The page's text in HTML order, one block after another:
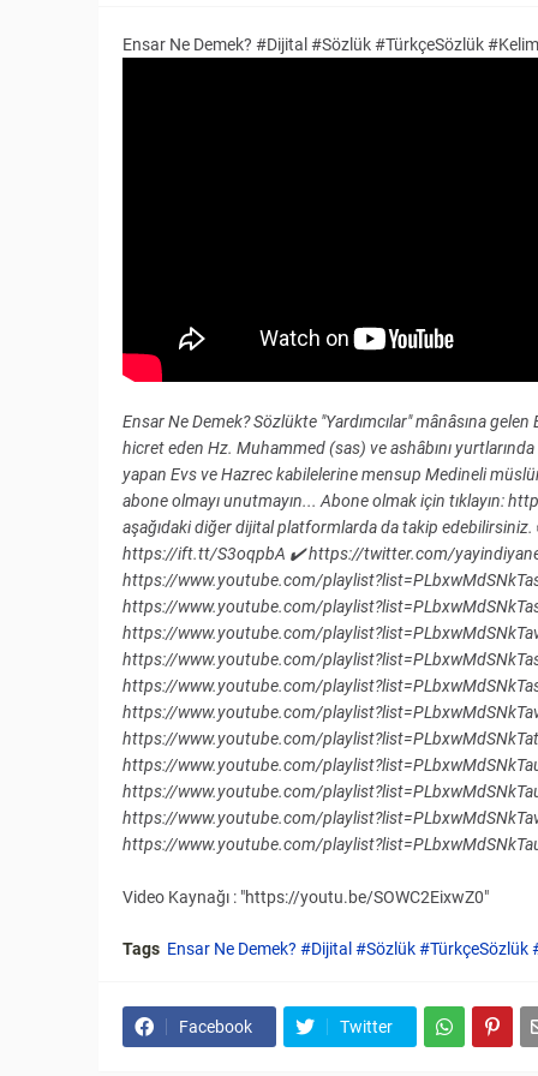
Ensar Ne Demek? #Dijital #Sözlük #TürkçeSözlük
Ensar Ne Demek? Sözlükte "Yardımcılar" mânâsına
hicret eden Hz. Muhammed (sas) ve ashâbını
yapan Evs ve Hazrec kabilelerine mensup Medineli
abone olmayı unutmayın... Abone olmak için tıklayın:
aşağıdaki diğer dijital platformlarda da takip
https://ift.tt/S3oqpbA ✔️ https://twitter.com/yayindiyanet
https://www.youtube.com/
https://www.youtube.com/
https://www.youtube.com/
https://www.youtube.com/
https://www.youtube.com/
https://www.youtube.com/
https://www.youtube.com/
https://www.youtube.com/
https://www.youtube.com/
https://www.youtube.com/
https://www.youtube.com/
Video Kaynağı : "https://youtu.be/SOWC2EixwZ0"
Tags Ensar Ne Demek? #Dijital #Sözlük
Facebook Twitter